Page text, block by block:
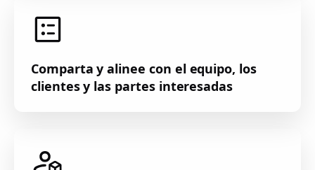
Comparta y alinee con el equipo, los
clientes y las partes interesadas